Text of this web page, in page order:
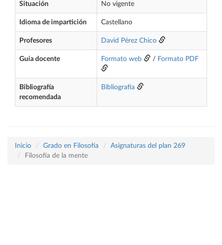
Situación No vigente
Idioma de impartición Castellano
Profesores David Pérez Chico
Guía docente Formato web / Formato PDF
Bibliografía
recomendada
Bibliografía
Inicio Grado en Filosofía
Asignaturas del plan 269
Filosofía de la mente